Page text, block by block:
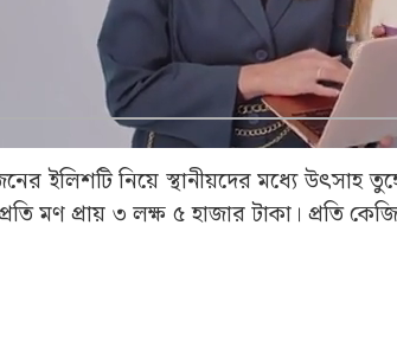
ইলিশটি নিয়ে স্থানীয়দের মধ্যে উৎসাহ
মণ প্রায় ৩ লক্ষ ৫ হাজার টাকা। প্রতি